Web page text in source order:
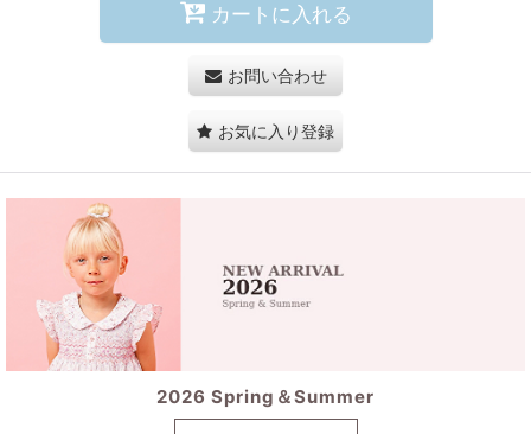
カートに入れる
お問い合わせ
お気に入り登録
2026 Spring＆Summer